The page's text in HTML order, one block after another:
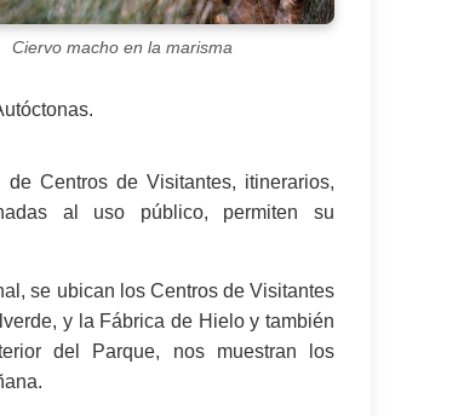
Ciervo macho en la marisma
Centros de Visitantes, itinerarios,
al uso público, permiten su
se ubican los Centros de Visitantes
y la Fábrica de Hielo y también
del Parque, nos muestran los